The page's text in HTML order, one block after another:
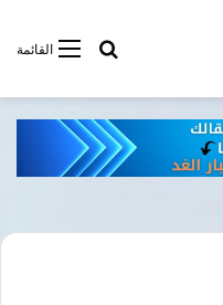
القائمةأبحت فى